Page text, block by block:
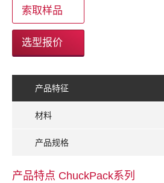
索取样品
选型报价
产品特征
材料
产品规格
产品特点 ChuckPack系列